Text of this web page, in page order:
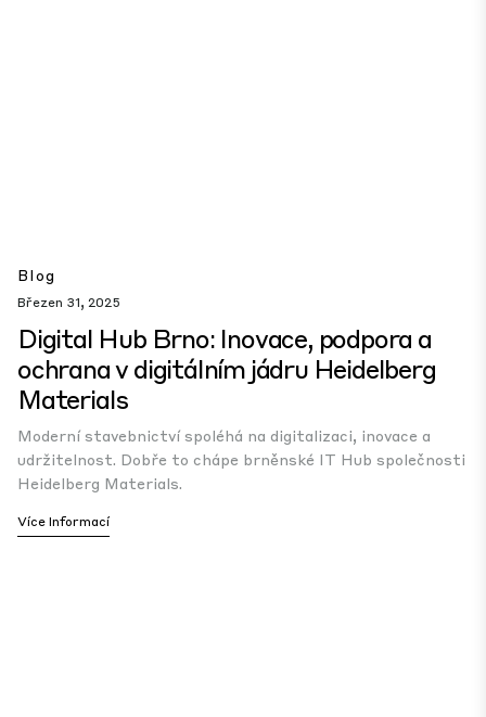
Blog
Březen 31, 2025
Digital Hub Brno: Inovace, podpora a
ochrana v digitálním jádru Heidelberg
Materials
Moderní stavebnictví spoléhá na digitalizaci, inovace a
udržitelnost. Dobře to chápe brněnské IT Hub společnosti
Heidelberg Materials.
Více Informací